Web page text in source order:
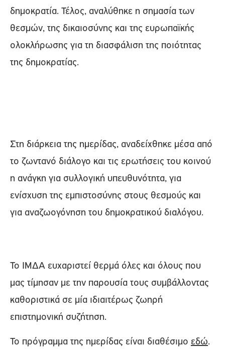
δημοκρατία. Τέλος, αναλύθηκε η σημασία των
θεσμών, της δικαιοσύνης και της ευρωπαϊκής
ολοκλήρωσης για τη διασφάλιση της ποιότητας
της δημοκρατίας.
Στη διάρκεια της ημερίδας, αναδείχθηκε μέσα από
το ζωντανό διάλογο και τις ερωτήσεις του κοινού
η ανάγκη για συλλογική υπευθυνότητα, για
ενίσχυση της εμπιστοσύνης στους θεσμούς και
για αναζωογόνηση του δημοκρατικού διαλόγου.
Το ΙΜΔΑ ευχαριστεί θερμά όλες και όλους που
μας τίμησαν με την παρουσία τους συμβάλλοντας
καθοριστικά σε μία ιδιαιτέρως ζωηρή
επιστημονική συζήτηση.
Το πρόγραμμα της ημερίδας είναι διαθέσιμο εδώ.